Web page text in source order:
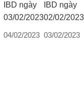
IBD ngày
03/02/2023
04/02/2023
IBD ngày
02/02/2023
03/02/2023